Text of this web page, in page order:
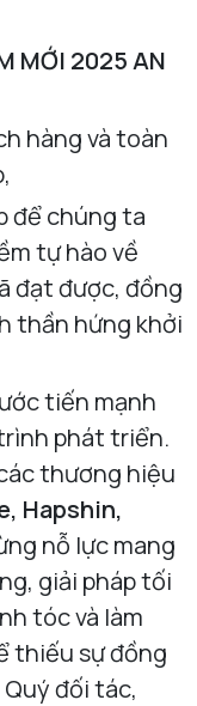
MỚI 2025 AN
hàng và toàn
để chúng ta
tự hào về
đạt được, đồng
thần hứng khởi
tiến mạnh
phát triển.
thương hiệu
Hapshin,
nỗ lực mang
giải pháp tối
tóc và làm
thiếu sự đồng
đối tác,